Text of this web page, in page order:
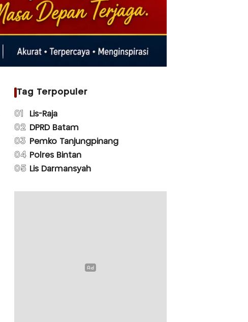
Tag Terpopuler
01 Lis-Raja
02 DPRD Batam
03 Pemko Tanjungpinang
04 Polres Bintan
05 Lis Darmansyah